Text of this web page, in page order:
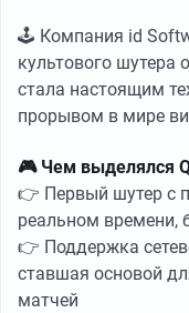
🕹 Компания id
культового шутера
стала настоящим
прорывом в мире
🎮 Чем выделялся
👉 Первый шутер с
реальном времени,
👉 Поддержка
ставшая основой
матчей